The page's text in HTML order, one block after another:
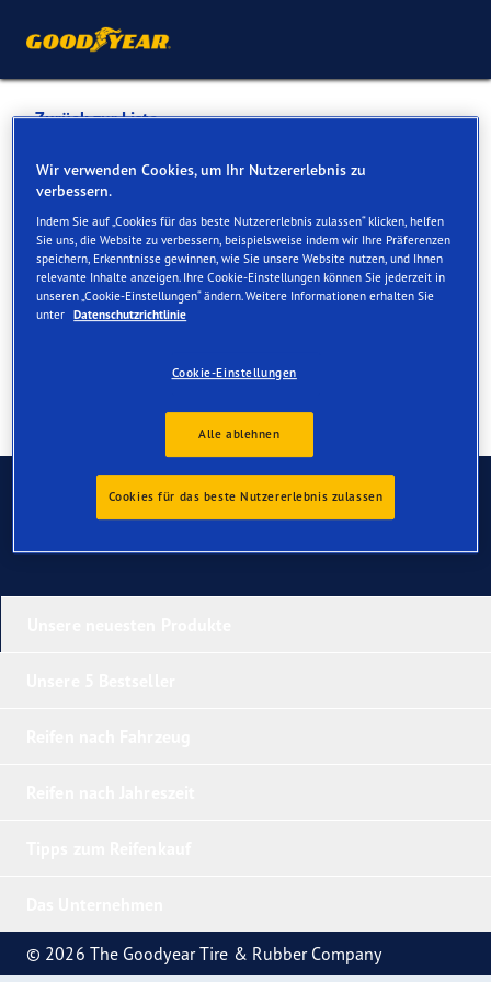
Zurück zur Liste
Automobile Steinmann AG
Dienste online und vor Ort verfügbar
Kontakt Serviceleistungen
Kontaktieren Sie uns
© 2026 The Goodyear Tire & Rubber Company
Wir verwenden Cookies, um Ihr Nutzererlebnis zu
verbessern.
Indem Sie auf „Cookies für das beste Nutzererlebnis zulassen“ klicken, helfen
Sie uns, die Website zu verbessern, beispielsweise indem wir Ihre Präferenzen
speichern, Erkenntnisse gewinnen, wie Sie unsere Website nutzen, und Ihnen
relevante Inhalte anzeigen. Ihre Cookie-Einstellungen können Sie jederzeit in
unseren „Cookie-Einstellungen“ ändern. Weitere Informationen erhalten Sie
unter Datenschutzrichtlinie
Cookie-Einstellungen
Alle ablehnen
Cookies für das beste Nutzererlebnis zulassen